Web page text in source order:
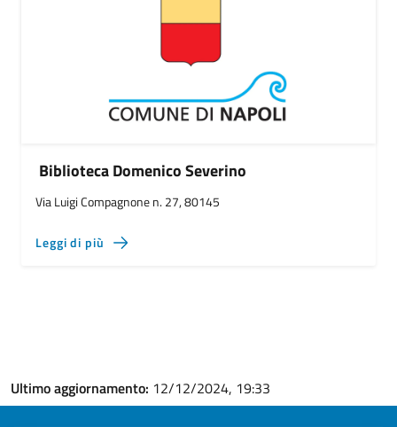
Biblioteca Domenico Severino
Via Luigi Compagnone n. 27, 80145
Leggi di più
Ultimo aggiornamento: 12/12/2024, 19:33